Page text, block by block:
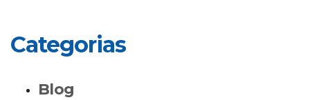
Categorias
Blog